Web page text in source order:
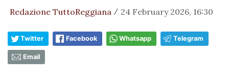
Redazione TuttoReggiana / 24 February 2026, 16:30
Twitter Facebook Whatsapp Telegram
Email